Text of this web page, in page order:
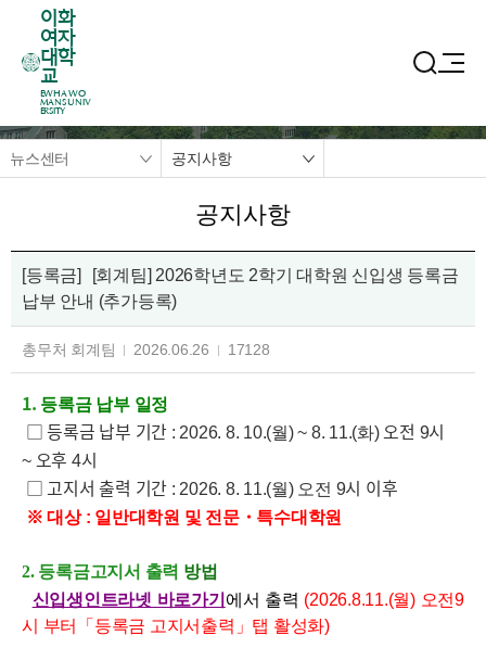
이화
여자
대학
교
EWHA WO
MANS UNIV
ERSITY
뉴스센터 공지사항
공지사항
[등록금]
[회계팀] 2026학년도 2학기 대학원 신입생 등록금
납부 안내 (추가등록)
총무처 회계팀 2026.06.26 17128
1. 등록금 납부 일정
□ 등록금 납부 기간 : 2026. 8. 10.(월) ~ 8. 11.(화) 오전 9시
~ 오후 4시
□ 고지서 출력 기간 : 2026. 8. 11.(월) 오전 9시 이후
※ 대상 : 일반대학원 및 전문・특수대학원
2. 등록금고지서 출력 방법
신입생인트라넷 바로가기 에서 출력 (2026.8.11.(월) 오전9
시 부터「등록금 고지서출력」탭 활성화)